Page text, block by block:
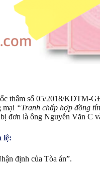
thẩm số 05/2018/KDTM-
mại “Tranh chấp hợp đồng
đơn là ông Nguyễn Văn C
lệ:
định của Tòa án”.